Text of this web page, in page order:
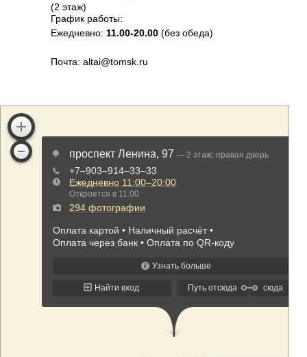
Почта: altai@tomsk.ru
(2 этаж)
График работы:
Ежедневно: 11.00-20.00 (без обеда)